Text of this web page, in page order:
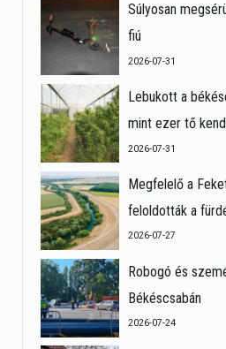
Súlyosan
fiú
2026-07-31
Lebukott a
mint ezer tő
2026-07-31
Megfelelő a
feloldották a
2026-07-27
Robogó és
Békéscsabán
2026-07-24